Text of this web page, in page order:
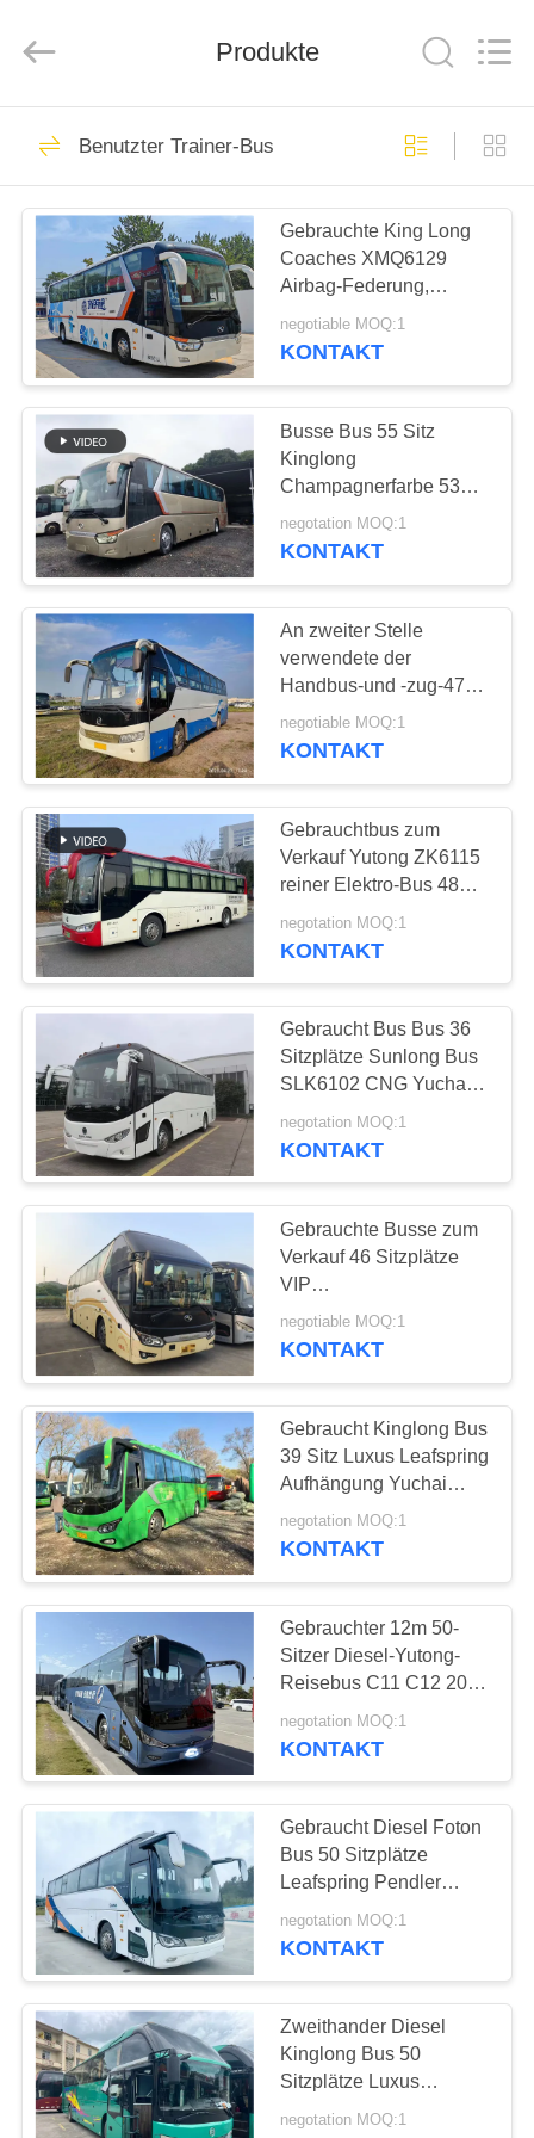
HAUS
PRODUKTE
ÜBER
UNS
FABRIK-
AUSFLUG
QUALITÄTSKONTROLLE
TRETEN
SIE
MIT
UNS
VERBINDUNG
FORDERN
SIE EIN
ZITAT
SITEMAP
DATENSCHUTZRICHTLINIE
LTD..
Benutzter
Küstenmotorschiff-
Bus
160
Benutzte Yutong-
Busse
907
Benutzter Minibus
Benutzter Traktor-
LKW
189
Benutzter Kipplaster
Benutzter Trainer-
Bus
391
Benutzter Reisebus
226
Gebrauchtfrachtwagen
Produkte
Benutzter Trainer-Bus
Gebrauchte King Long
Coaches XMQ6129
Airbag-Federung,
Baujahr 2016, 55 Sitze,
2 Passagiertüren,
negotiable MOQ:1
KONTAKT
Busse Bus 55 Sitz
Kinglong
Champagnerfarbe 53
Sitzplätze XMQ6129
Euro 3 Emission
negotation MOQ:1
KONTAKT
An zweiter Stelle
verwendete der
Handbus-und -zug-47
Sitzgepäckraum-mittlere
Tür-seltene Maschine
negotiable MOQ:1
KONTAKT
Gebrauchtbus zum
Verkauf Yutong ZK6115
reiner Elektro-Bus 48
Sitzplätze 2017 Jahr
Gleitfenster
negotation MOQ:1
KONTAKT
Gebraucht Bus Bus 36
Sitzplätze Sunlong Bus
SLK6102 CNG Yuchai
Motor Rechtslenkung
Gebrauch in Afrika
negotation MOQ:1
KONTAKT
Gebrauchte Busse zum
Verkauf 46 Sitzplätze
VIP
2 Türen Diesel 330 PS
negotiable MOQ:1
KONTAKT
Gebraucht Kinglong Bus
39 Sitz Luxus Leafspring
Aufhängung Yuchai
Motor School Tour
Intercity Coach
negotation MOQ:1
KONTAKT
Gebrauchter 12m 50-
Sitzer Diesel-Yutong-
Reisebus C11 C12 2023
Weichai-Motor Tour-
Fernbusse
negotation MOQ:1
KONTAKT
Gebraucht Diesel Foton
Bus 50 Sitzplätze
Leafspring Pendler
Schule Flughafen Kirche
Bus Busse
negotation MOQ:1
KONTAKT
Zweithander Diesel
Kinglong Bus 50
Sitzplätze Luxus
Leafspring Weichai
negotation MOQ:1